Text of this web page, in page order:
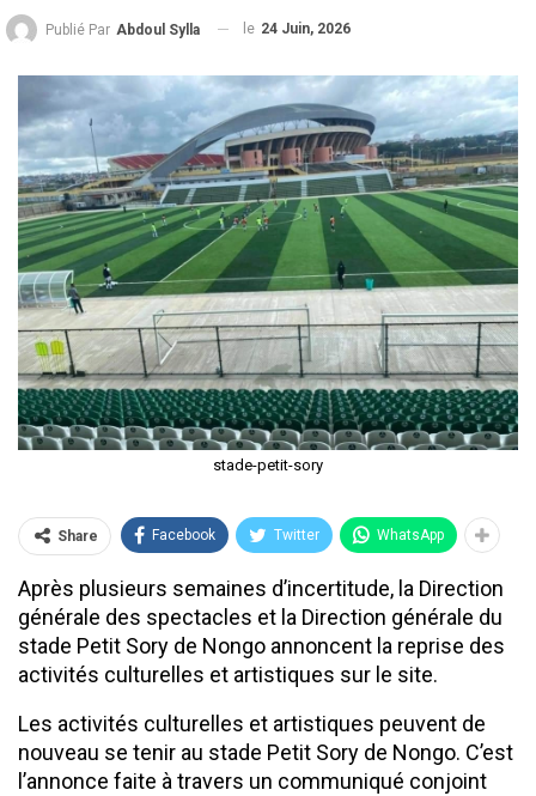
Publié Par Abdoul Sylla le 24 Juin, 2026
stade-petit-sory
Share Facebook Twitter WhatsApp
Après plusieurs semaines d’incertitude, la Direction
générale des spectacles et la Direction générale du
stade Petit Sory de Nongo annoncent la reprise des
activités culturelles et artistiques sur le site.
Les activités culturelles et artistiques peuvent de
nouveau se tenir au stade Petit Sory de Nongo. C’est
l’annonce faite à travers un communiqué conjoint